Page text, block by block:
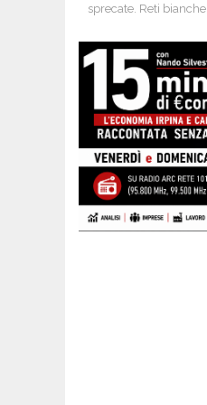
sprecate. Reti